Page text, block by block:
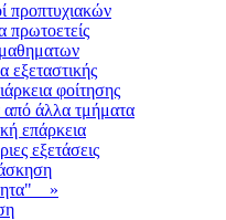
προπτυχιακών
πρωτοετείς
φοίτησης
άλλα τμήματα
επάρκεια
εξετάσεις
»